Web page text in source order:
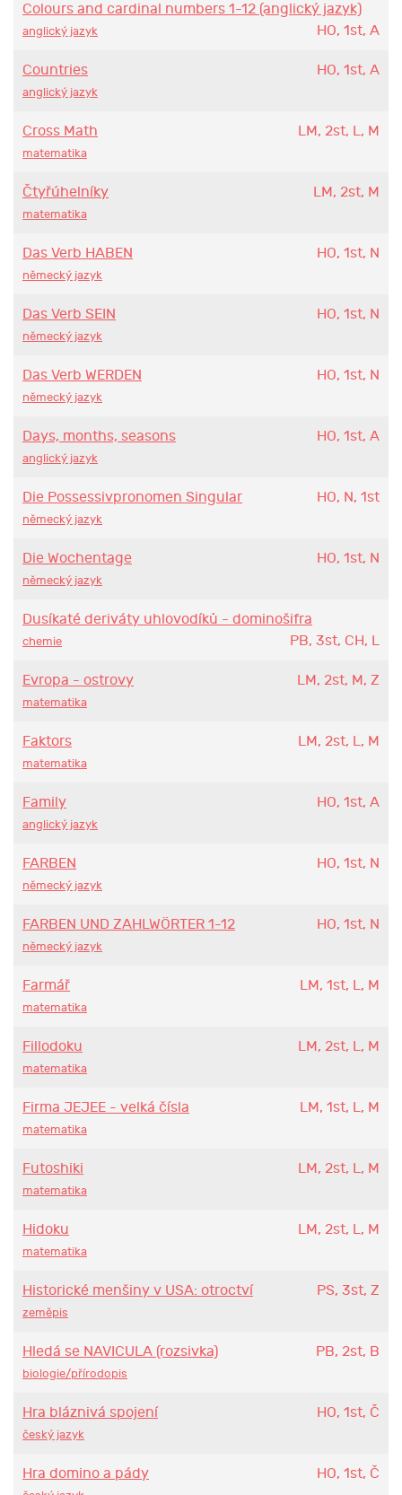
Colours and cardinal numbers 1-12 (anglický jazyk)
HO, 1st, A
anglický jazyk
Countries HO, 1st, A
anglický jazyk
Cross Math LM, 2st, L, M
matematika
Čtyřúhelníky LM, 2st, M
matematika
Das Verb HABEN HO, 1st, N
německý jazyk
Das Verb SEIN HO, 1st, N
německý jazyk
Das Verb WERDEN HO, 1st, N
německý jazyk
Days, months, seasons HO, 1st, A
anglický jazyk
Die Possessivpronomen Singular HO, N, 1st
německý jazyk
Die Wochentage HO, 1st, N
německý jazyk
Dusíkaté deriváty uhlovodíků - dominošifra
PB, 3st, CH, L
chemie
Evropa - ostrovy LM, 2st, M, Z
matematika
Faktors LM, 2st, L, M
matematika
Family HO, 1st, A
anglický jazyk
FARBEN HO, 1st, N
německý jazyk
FARBEN UND ZAHLWÖRTER 1-12 HO, 1st, N
německý jazyk
Farmář LM, 1st, L, M
matematika
Fillodoku LM, 2st, L, M
matematika
Firma JEJEE - velká čísla LM, 1st, L, M
matematika
Futoshiki LM, 2st, L, M
matematika
Hidoku LM, 2st, L, M
matematika
Historické menšiny v USA: otroctví PS, 3st, Z
zeměpis
Hledá se NAVICULA (rozsivka) PB, 2st, B
biologie/přírodopis
Hra bláznivá spojení HO, 1st, Č
český jazyk
Hra domino a pády HO, 1st, Č